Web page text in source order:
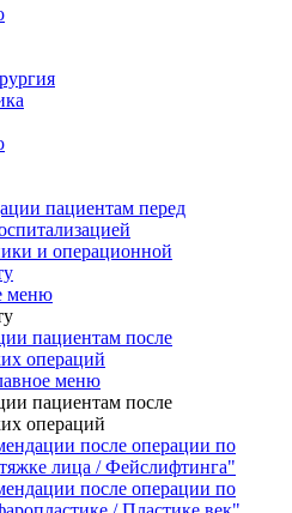
пациентам перед
и операционной
меню
пациентам после
операций
меню
пациентам после
операций
после операции по
лица / Фейслифтинга"
после операции по